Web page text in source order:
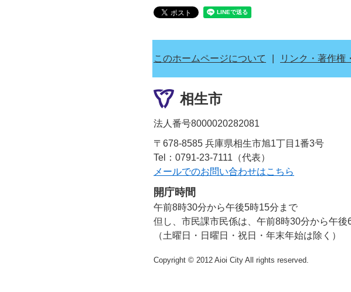
このホームページについて リンク・著作権
相生市
法人番号8000020282081
〒678-8585 兵庫県相生市旭1丁目1番3号
Tel：0791-23-7111（代表）
メールでのお問い合わせはこちら
開庁時間
午前8時30分から午後5時15分まで
但し、市民課市民係は、午前8時30分から午後
（土曜日・日曜日・祝日・年末年始は除く）
Copyright © 2012 Aioi City All rights reserved.